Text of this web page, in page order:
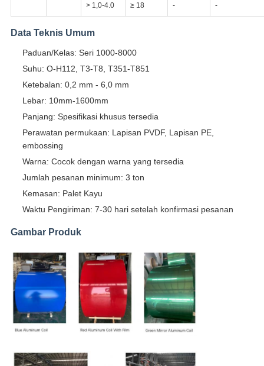
> 1,0-4.0 ≥ 18 - -
Data Teknis Umum
Paduan/Kelas: Seri 1000-8000
Suhu: O-H112, T3-T8, T351-T851
Ketebalan: 0,2 mm - 6,0 mm
Lebar: 10mm-1600mm
Panjang: Spesifikasi khusus tersedia
Perawatan permukaan: Lapisan PVDF, Lapisan PE,
embossing
Warna: Cocok dengan warna yang tersedia
Jumlah pesanan minimum: 3 ton
Kemasan: Palet Kayu
Waktu Pengiriman: 7-30 hari setelah konfirmasi pesanan
Gambar Produk